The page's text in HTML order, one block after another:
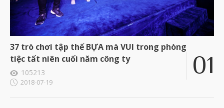
37 trò chơi tập thể BỰA mà VUI trong phòng
tiệc tất niên cuối năm công ty
105213
2018-07-19